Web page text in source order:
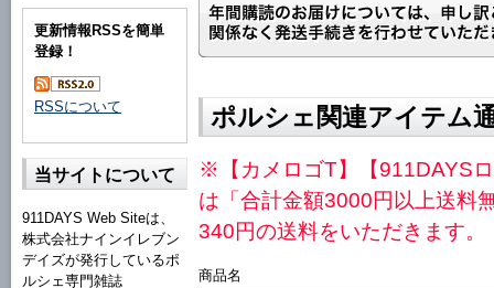
ポルシェ関連アイテム
※【カメロゴT】【911DAYS
は「合計金額3000円以上送料
340円の送料をいただきます。
商品名
更新情報RSSを簡単
登録！
RSSについて
当サイトについて
911DAYS Web Siteは、
株式会社ナインイレブン
デイズが発行しているポ
ルシェ専門雑誌